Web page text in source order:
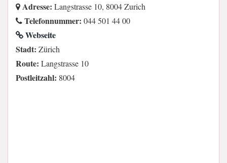
Adresse: Langstrasse 10, 8004 Zurich
Telefonnummer: 044 501 44 00
Webseite
Stadt: Zürich
Route: Langstrasse 10
Postleitzahl: 8004